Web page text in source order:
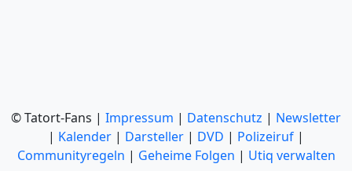
© Tatort-Fans | Impressum | Datenschutz | Newsletter
| Kalender | Darsteller | DVD | Polizeiruf |
Communityregeln | Geheime Folgen | Utiq verwalten